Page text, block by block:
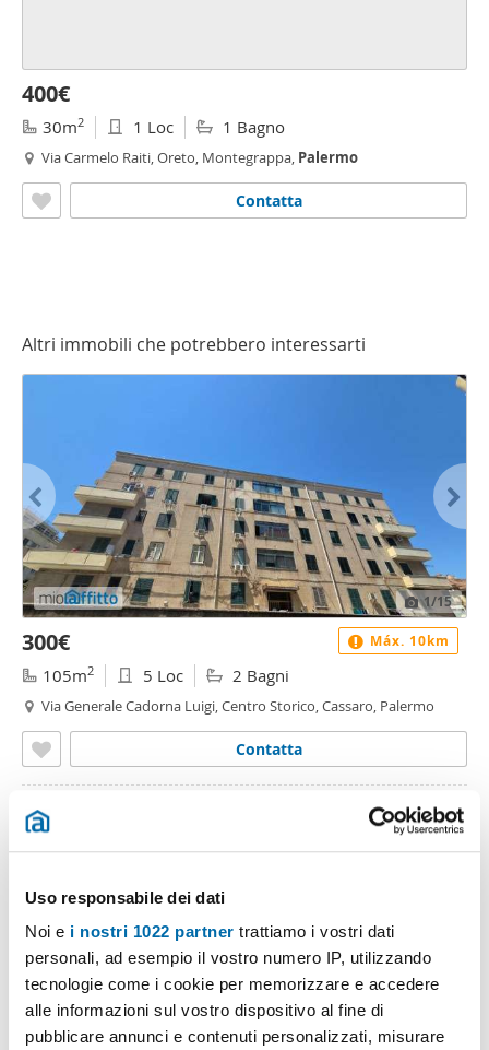
Uso responsabile dei dati
Noi e i nostri 1022 partner trattiamo i vostri dati
personali, ad esempio il vostro numero IP, utilizzando
tecnologie come i cookie per memorizzare e accedere
alle informazioni sul vostro dispositivo al fine di
pubblicare annunci e contenuti personalizzati, misurare
400€
30m2 1 Loc 1 Bagno
Via Carmelo Raiti, Oreto, Montegrappa, Palermo
Contatta
Altri immobili che potrebbero interessarti
1/15
300€
105m2 5 Loc 2 Bagni
Via Generale Cadorna Luigi, Centro Storico, Cassaro, Palermo
Contatta
Máx. 10km
1/20